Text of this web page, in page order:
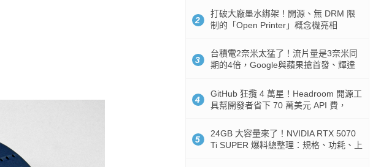
2
打破大廠墨水綁架！開源、無 DRM 限
制的「Open Printer」概念機亮相
3
台積電2奈米太猛了！流片量是3奈米同
期的4倍，Google與蘋果搶首發、輝達
4
GitHub 狂攬 4 萬星！Headroom 開源工
具幫開發者省下 70 萬美元 API 費，
5
24GB 大容量來了！NVIDIA RTX 5070
Ti SUPER 爆料總整理：規格、功耗、上